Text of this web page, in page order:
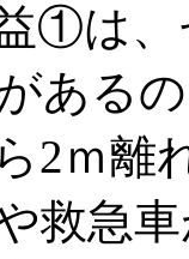
①は、
ある
2ｍ離
救急